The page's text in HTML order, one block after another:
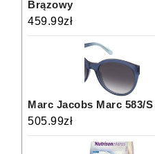
Brązowy
459.99zł
Marc Jacobs Marc 583/S
505.99zł